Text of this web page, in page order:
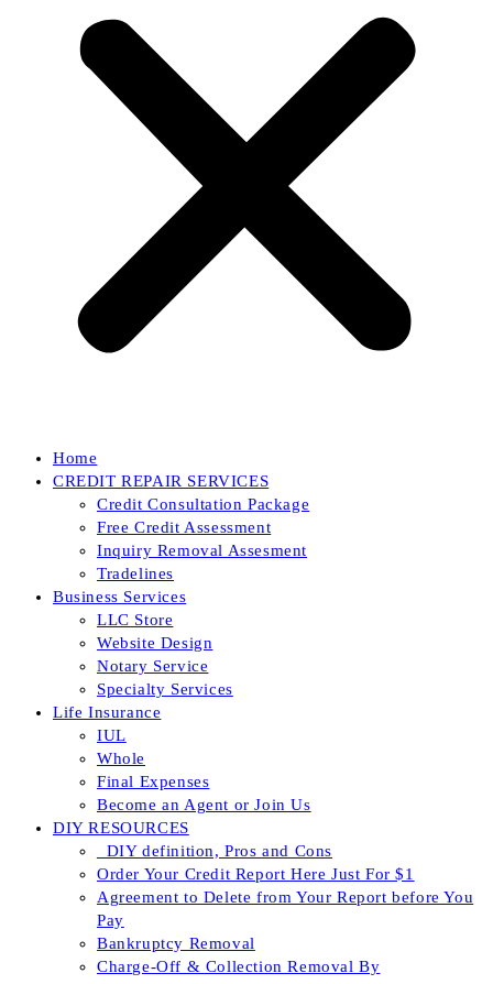
Home
CREDIT REPAIR SERVICES
Credit Consultation Package
Free Credit Assessment
Inquiry Removal Assesment
Tradelines
Business Services
LLC Store
Website Design
Notary Service
Specialty Services
Life Insurance
IUL
Whole
Final Expenses
Become an Agent or Join Us
DIY RESOURCES
_DIY definition, Pros and Cons
Order Your Credit Report Here Just For $1
Agreement to Delete from Your Report before You
Pay
Bankruptcy Removal
Charge-Off & Collection Removal By